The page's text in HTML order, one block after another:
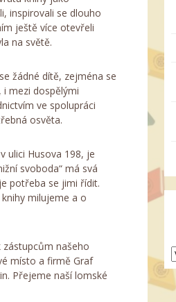
inspirovali se dlouho
ještě více otevřeli
na světě.
žádné dítě, zejména se
mezi dospělými
ve spolupráci
osvěta.
ulici Husova 198, je
svoboda“ má svá
potřeba se jimi řídit.
milujeme a o
zástupcům našeho
místo a firmě Graf
Přejeme naší lomské